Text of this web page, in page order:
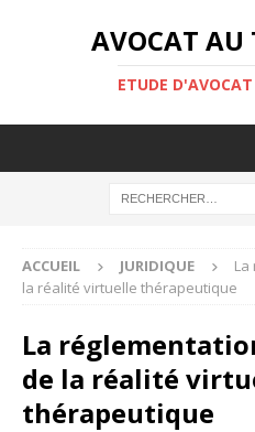
AVOCAT AU
ETUDE
ACCUEIL JURIDIQUE
la réalité virtuelle thérapeutique
La
de la réalité
thérapeutique